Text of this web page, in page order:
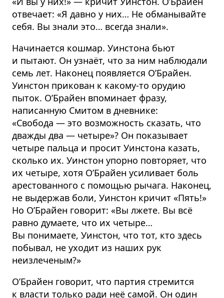
отвечает: «Я давно у них… Не обманывайте
себя. Вы знали это… всегда знали».
Начинается кошмар. Уинстона бьют
и пытают. Он узнаёт, что за ним наблюдали
семь лет. Наконец появляется О’Брайен.
Уинстон прикован к какому-то орудию
пыток. О’Брайен впоминает фразу,
написанную Смитом в дневнике:
«Свобода — это возможность сказать, что
дважды два — четыре»? Он показывает
четыре пальца и просит Уинстона казать,
сколько их. Уинстон упорно повторяет, что
их четыре, хотя О’Брайен усиливает боль
арестованного с помощью рычага. Наконец,
не выдержав боли, Уинстон кричит «Пять!»
Но О’Брайен говорит: «Вы лжете. Вы всё
равно думаете, что их четыре…
Вы понимаете, Уинстон, что тот, кто здесь
побывал, не уходит из наших рук
неизлеченым?»
О’Брайен говорит, что партия стремится
к власти только ради неё самой. Он один